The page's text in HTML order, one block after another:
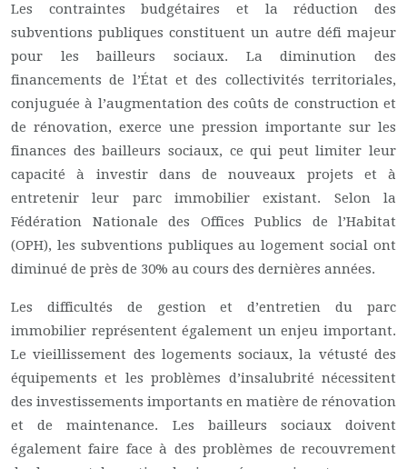
Les contraintes budgétaires et la réduction des
subventions publiques constituent un autre défi majeur
pour les bailleurs sociaux. La diminution des
financements de l’État et des collectivités territoriales,
conjuguée à l’augmentation des coûts de construction et
de rénovation, exerce une pression importante sur les
finances des bailleurs sociaux, ce qui peut limiter leur
capacité à investir dans de nouveaux projets et à
entretenir leur parc immobilier existant. Selon la
Fédération Nationale des Offices Publics de l’Habitat
(OPH), les subventions publiques au logement social ont
diminué de près de 30% au cours des dernières années.
Les difficultés de gestion et d’entretien du parc
immobilier représentent également un enjeu important.
Le vieillissement des logements sociaux, la vétusté des
équipements et les problèmes d’insalubrité nécessitent
des investissements importants en matière de rénovation
et de maintenance. Les bailleurs sociaux doivent
également faire face à des problèmes de recouvrement